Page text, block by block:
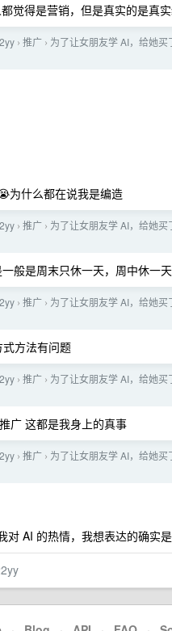
觉得是营销，但是真实的是真
› 推广 › 为了让女朋友学 AI，给她
为什么都在说我是编造
› 推广 › 为了让女朋友学 AI，给她
般是周末只休一天，周中休一天
› 推广 › 为了让女朋友学 AI，给她
方法有问题
› 推广 › 为了让女朋友学 AI，给她
广 这都是我身上的真事
› 推广 › 为了让女朋友学 AI，给她
对 AI 的热情，我想表达的确实